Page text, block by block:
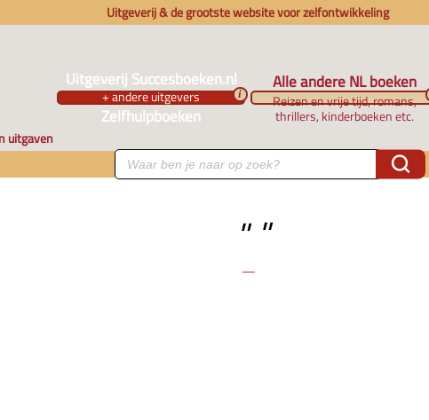
Uitgeverij & de grootste website voor zelfontwikkeling
Uitgeverij Succesboeken.nl
+ andere uitgevers
Zelfhulpboeken
i
Alle andere NL boeken
Reizen en vrije tijd, romans,
thrillers, kinderboeken etc.
uitgaven